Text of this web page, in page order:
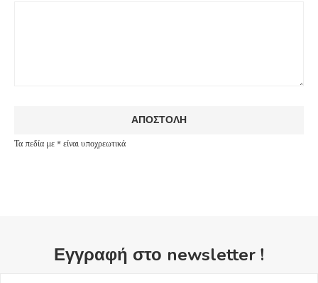
Τα πεδία με * είναι υποχρεωτικά
Εγγραφή στο newsletter !